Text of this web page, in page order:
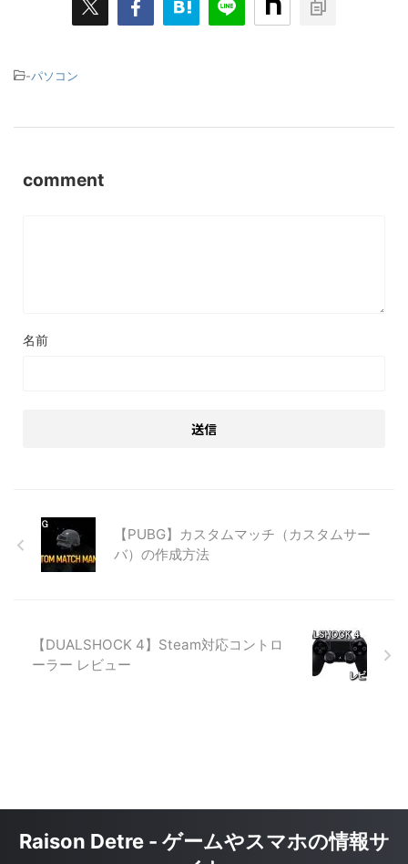
-パソコン
comment
名前
【PUBG】カスタムマッチ（カスタムサー
バ）の作成方法
【DUALSHOCK 4】Steam対応コントロ
ーラー レビュー
Raison Detre - ゲームやスマホの情報サ